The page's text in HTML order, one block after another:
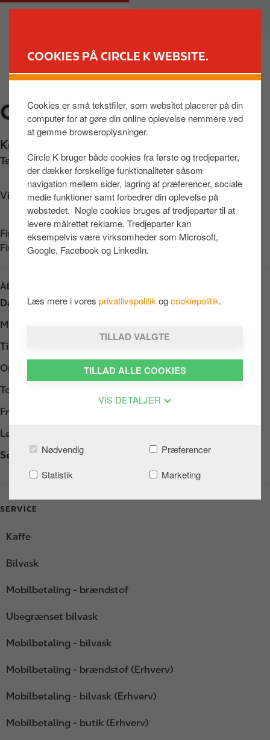
COOKIES PÅ CIRCLE K WEBSITE.
Cookies er små tekstfiler, som websitet placerer på din
computer for at gøre din online oplevelse nemmere ved
at gemme browseroplysninger.
Circle K bruger både cookies fra første og tredjeparter,
der dækker forskellige funktionaliteter såsom
navigation mellem sider, lagring af præferencer, sociale
medie funktioner samt forbedrer din oplevelse på
webstedet. Nogle cookies bruges af tredjeparter til at
levere målrettet reklame. Tredjeparter kan
eksempelvis være virksomheder som Microsoft,
Google, Facebook og LinkedIn.
Læs mere i vores privatlivspolitik ogcookiepolitik.
TILLAD VALGTE
TILLAD ALLE COOKIES
VIS DETALJER
Nødvendig
Præferencer
Statistik
Marketing
v
e
d
i
n
h
d
M
a
CIRCLE K HILLERØD
Københavnsvej 10
Telefon: +4548264187
Vis vej
Find os på:App Store
Find os på:Google Play
ÅBNINGSTIDER
Dag
Opening hours
Mandag
Tirsdag
Onsdag
Døgnåbent
Torsdag
Fredag
Lørdag
Søndag
Døgnåbent
SERVICE
Kaffe
Bilvask
Mobilbetaling - brændstof
Ubegrænset bilvask
Mobilbetaling - bilvask
Mobilbetaling - brændstof (Erhverv)
Mobilbetaling - bilvask (Erhverv)
Mobilbetaling - butik (Erhverv)